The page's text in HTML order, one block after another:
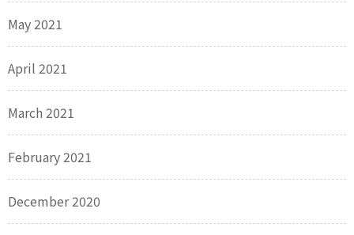
May 2021
April 2021
March 2021
February 2021
December 2020